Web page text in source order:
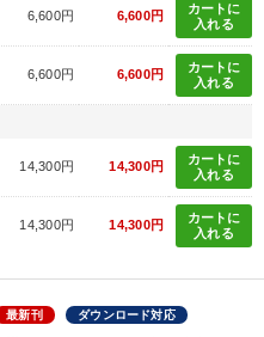
6,600円 6,600円
カートに
入れる
6,600円 6,600円
カートに
入れる
14,300円 14,300円
カートに
入れる
14,300円 14,300円
カートに
入れる
最新刊 ダウンロード対応